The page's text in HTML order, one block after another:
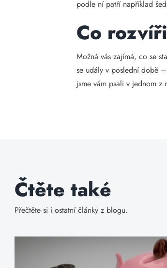
podle ní patří například
Co
Možná vás zajímá, co se
se udály v poslední době
jsme vám psali v jednom
Čtěte také
Přečtěte si i ostatní články z blogu.